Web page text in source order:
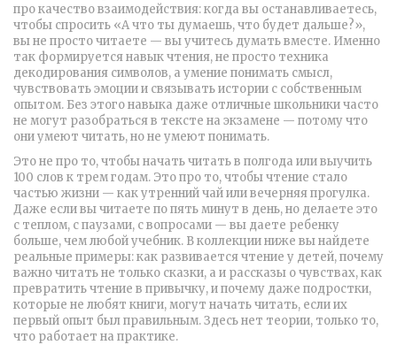
про качество взаимодействия: когда вы останавливаетесь,
чтобы спросить «А что ты думаешь, что будет дальше?»,
вы не просто читаете — вы учитесь думать вместе. Именно
так формируетсянавык чтения,не просто техника
декодирования символов, а умение понимать смысл,
чувствовать эмоции и связывать истории с собственным
опытом. Без этого навыка даже отличные школьники часто
не могут разобраться в тексте на экзамене — потому что
они умеют читать, но не умеют понимать.
Это не про то, чтобы начать читать в полгода или выучить
100 слов к трем годам. Это про то, чтобы чтение стало
частью жизни — как утренний чай или вечерняя прогулка.
Даже если вы читаете по пять минут в день, но делаете это
с теплом, с паузами, с вопросами — вы даете ребенку
больше, чем любой учебник. В коллекции ниже вы найдете
реальные примеры: как развивается чтение у детей, почему
важно читать не только сказки, а и рассказы о чувствах, как
превратить чтение в привычку, и почему даже подростки,
которые не любят книги, могут начать читать, если их
первый опыт был правильным. Здесь нет теории, только то,
что работает на практике.